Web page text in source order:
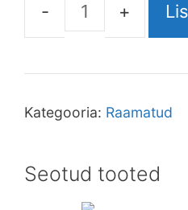
Kategooria: Raamatud
Seotud tooted